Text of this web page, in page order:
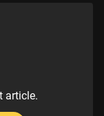
article.